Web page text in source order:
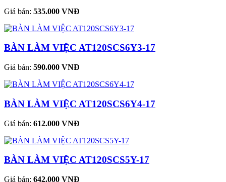
Giá bán: 535.000 VNĐ
BÀN LÀM VIỆC AT120SCS6Y3-17
Giá bán: 590.000 VNĐ
BÀN LÀM VIỆC AT120SCS6Y4-17
Giá bán: 612.000 VNĐ
BÀN LÀM VIỆC AT120SCS5Y-17
Giá bán: 642.000 VNĐ